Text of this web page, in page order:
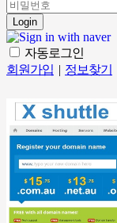
Login
자동로그인
회원가입 | 정보찾기